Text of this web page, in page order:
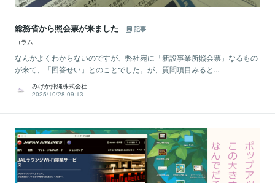
総務省から照会票が来ました
記事
コラム
なんかよくわからないのですが、弊社宛に「新設事業所照会票」なるもの
が来て、「回答せい」とのことでした。が、質問項目みると...
みげか沖縄株式会社
2025/10/28 09:13